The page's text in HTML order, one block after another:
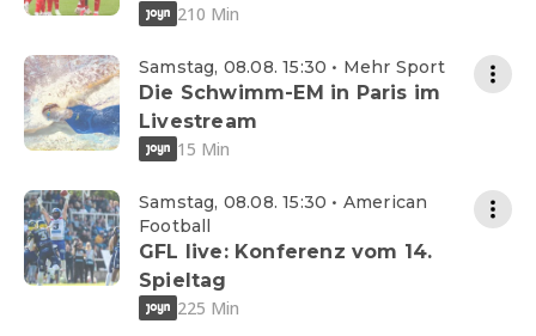
210 Min
Samstag, 08.08. 15:30 • Mehr Sport
Die Schwimm-EM in Paris im
Livestream
15 Min
Samstag, 08.08. 15:30 • American
Football
GFL live: Konferenz vom 14.
Spieltag
225 Min